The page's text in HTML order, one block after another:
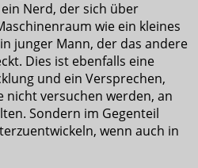
Nerd, der sich über
wie ein kleines
junger Mann, der das andere
Dies ist ebenfalls eine
und ein Versprechen,
nicht versuchen werden, an
Sondern im Gegenteil
wenn auch in